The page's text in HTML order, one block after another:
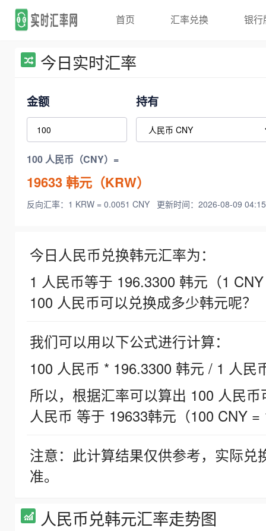
首页 汇率兑换 银行
今日实时汇率
金额 持有
100 人民币（CNY）=
19633韩元（KRW）
反向汇率：1 KRW = 0.0051 CNY 更新时间：2026-08-09
今日人民币兑换韩元汇率为：
1 人民币等于 196.3300 韩元（1
100 人民币可以兑换成多少韩元呢？
我们可以用以下公式进行计算：
100 人民币 * 196.3300 韩元 / 1 人民
所以，根据汇率可以算出 100 人民
人民币 等于 19633韩元（100 CNY =
注意：此计算结果仅供参考，实际
准。
人民币兑韩元汇率走势图